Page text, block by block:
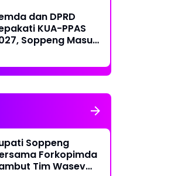
24 Jam
dan DPRD
KUA-PPAS
Soppeng Masuki
APBD
Soppeng
Forkopimda
Tim Wasev